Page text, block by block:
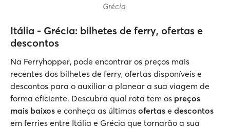
Grécia
Itália - Grécia: bilhetes de ferry, ofertas e
descontos
Na Ferryhopper, pode encontrar os preços mais
recentes dos bilhetes de ferry, ofertas disponíveis e
descontos para o auxiliar a planear a sua viagem de
forma eficiente. Descubra qual rota tem os preços
mais baixos e conheça as últimas ofertas e descontos
em ferries entre Itália e Grécia que tornarão a sua